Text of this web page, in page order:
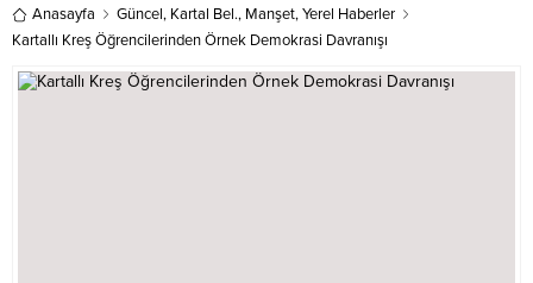
Anasayfa Güncel, Kartal Bel., Manşet,Yerel Haberler
Kartallı Kreş Öğrencilerinden Örnek Demokrasi Davranışı